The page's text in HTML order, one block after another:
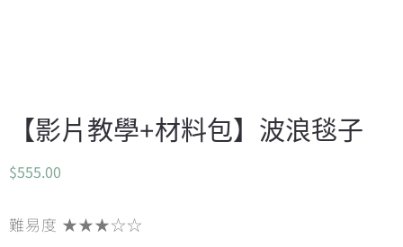
【影片教學+材料包】波浪毯子
$555.00
難易度 ★★★☆☆